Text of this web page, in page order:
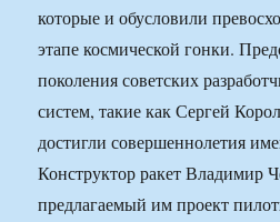
которые и обусловили
этапе космической гонки.
поколения советских
систем, такие как Сергей
достигли совершеннолетия
Конструктор ракет Владимир
предлагаемый им проект